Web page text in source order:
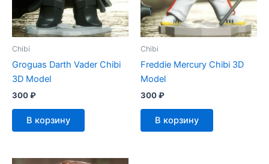
Chibi
Groguas Darth Vader Chibi
3D Model
300₽
В корзину
Chibi
Freddie Mercury Chibi 3D
Model
300₽
В корзину